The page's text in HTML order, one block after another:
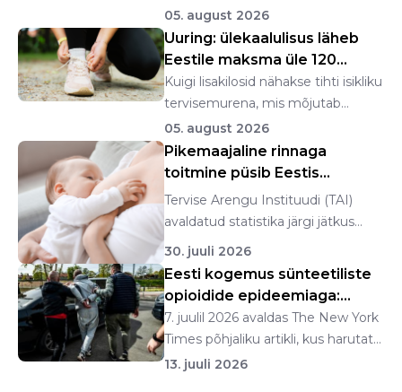
organismi talitlusel...
05. august 2026
Uuring: ülekaalulisus läheb
Eestile maksma üle 120
miljoni euro a...
Kuigi lisakilosid nähakse tihti isikliku
tervisemurena, mis mõjutab
eeskätt inim...
05. august 2026
Pikemaajaline rinnaga
toitmine püsib Eestis
stabiilsena
Tervise Arengu Instituudi (TAI)
avaldatud statistika järgi jätkus
rinnapiimatoid...
30. juuli 2026
Eesti kogemus sünteetiliste
opioidide epideemiaga:
fentanüülist n...
7. juulil 2026 avaldas The New York
Times põhjaliku artikli, kus harutati
lahti ...
13. juuli 2026